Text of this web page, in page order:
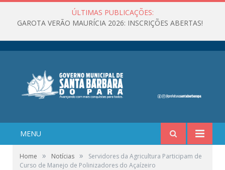
ÚLTIMAS PUBLICAÇÕES:
GAROTA VERÃO MAURÍCIA 2026: INSCRIÇÕES ABERTAS!
MENU
Home » Notícias »
Servidores da Agricultura Participam de
Curso de Manejo de Polinizadores do Açaízeiro